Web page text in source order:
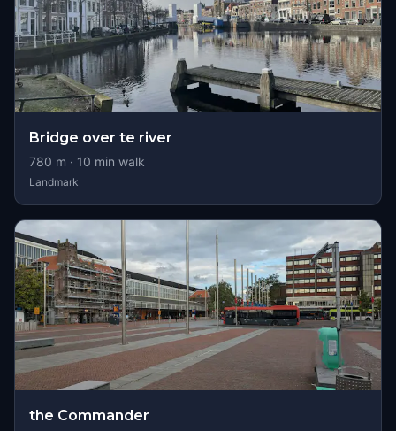
Bridge over te river
780 m · 10 min walk
Landmark
the Commander